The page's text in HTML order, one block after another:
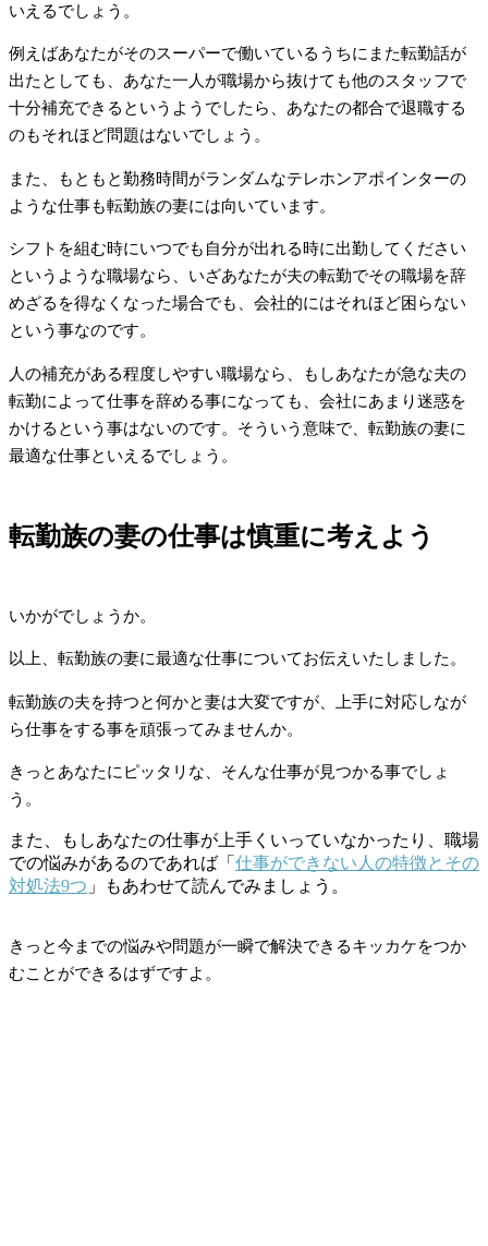
いえるでしょう。
例えばあなたがそのスーパーで働いているうちにまた転勤話が
出たとしても、あなた一人が職場から抜けても他のスタッフで
十分補充できるというようでしたら、あなたの都合で退職する
のもそれほど問題はないでしょう。
また、もともと勤務時間がランダムなテレホンアポインターの
ような仕事も転勤族の妻には向いています。
シフトを組む時にいつでも自分が出れる時に出勤してください
というような職場なら、いざあなたが夫の転勤でその職場を辞
めざるを得なくなった場合でも、会社的にはそれほど困らない
という事なのです。
人の補充がある程度しやすい職場なら、もしあなたが急な夫の
転勤によって仕事を辞める事になっても、会社にあまり迷惑を
かけるという事はないのです。そういう意味で、転勤族の妻に
最適な仕事といえるでしょう。
転勤族の妻の仕事は慎重に考えよう
いかがでしょうか。
以上、転勤族の妻に最適な仕事についてお伝えいたしました。
転勤族の夫を持つと何かと妻は大変ですが、上手に対応しなが
ら仕事をする事を頑張ってみませんか。
きっとあなたにピッタリな、そんな仕事が見つかる事でしょ
う。
また、もしあなたの仕事が上手くいっていなかったり、職場
での悩みがあるのであれば「 仕事ができない人の特徴とその
対処法9つ 」もあわせて読んでみましょう。
きっと今までの悩みや問題が一瞬で解決できるキッカケをつか
むことができるはずですよ。